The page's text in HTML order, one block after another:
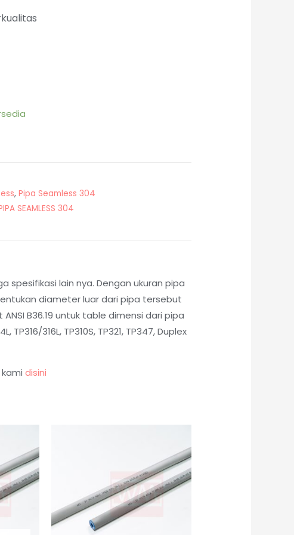
, Pipa Seamless 304
SEAMLESS 304
spesifikasi lain nya. Dengan ukuran pipa
diameter luar dari pipa tersebut
B36.19 untuk table dimensi dari pipa
316L, TP310S, TP321, TP347, Duplex
kamidisini